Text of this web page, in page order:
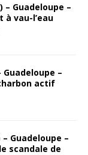
– Guadeloupe –
à vau-l’eau
Guadeloupe –
actif
– Guadeloupe –
scandale de